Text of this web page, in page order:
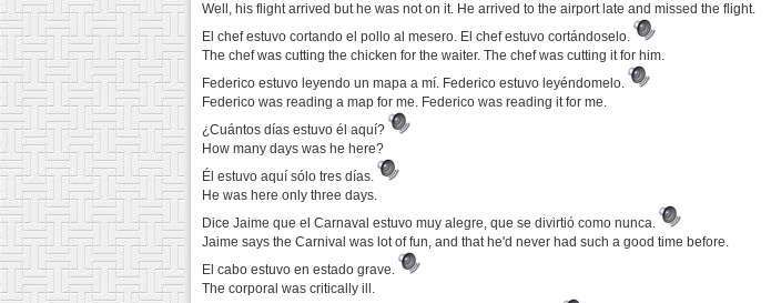
Well, his flight arrived but he was not on it. He arrived to the airport late and missed the flight.
El chef estuvo cortando el pollo al mesero. El chef estuvo cortándoselo.
The chef was cutting the chicken for the waiter. The chef was cutting it for him.
Federico estuvo leyendo un mapa a mí. Federico estuvo leyéndomelo.
Federico was reading a map for me. Federico was reading it for me.
¿Cuántos días estuvo él aquí?
How many days was he here?
Él estuvo aquí sólo tres días.
He was here only three days.
Dice Jaime que el Carnaval estuvo muy alegre, que se divirtió como nunca.
Jaime says the Carnival was lot of fun, and that he'd never had such a good time before.
El cabo estuvo en estado grave.
The corporal was critically ill.